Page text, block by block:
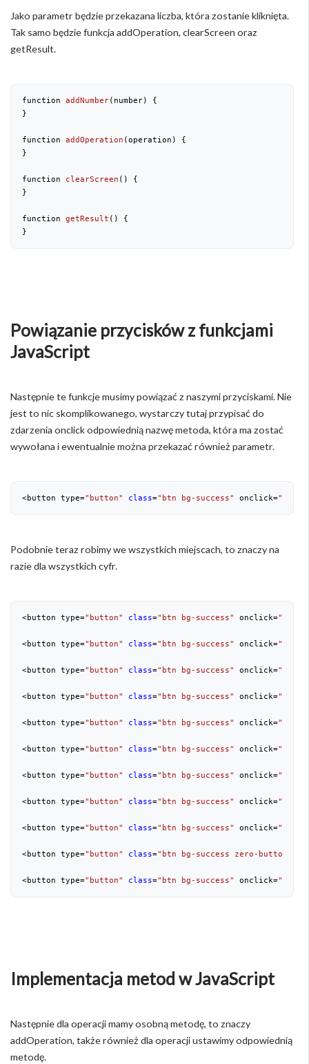
Jako parametr będzie przekazana liczba, która zostanie kliknięta.
Tak samo będzie funkcja addOperation, clearScreen oraz
getResult.
function addNumber( number) {
}
function addOperation (operation ) {
}
function clearScreen ( ) {
}
function getResult ( ) {
}
Powiązanie przycisków z funkcjami
JavaScript
Następnie te funkcje musimy powiązać z naszymi przyciskami. Nie
jest to nic skomplikowanego, wystarczy tutaj przypisać do
zdarzenia onclick odpowiednią nazwę metoda, która ma zostać
wywołana i ewentualnie można przekazać również parametr.
<button type="button" class="btn bg-success" onclick=
Podobnie teraz robimy we wszystkich miejscach, to znaczy na
razie dla wszystkich cyfr.
<button type="button" class="btn bg-success" onclick=
<button type="button" class="btn bg-success" onclick=
<button type="button" class="btn bg-success" onclick=
<button type="button" class="btn bg-success" onclick=
<button type="button" class="btn bg-success" onclick=
<button type="button" class="btn bg-success" onclick=
<button type="button" class="btn bg-success" onclick=
<button type="button" class="btn bg-success" onclick=
<button type="button" class="btn bg-success" onclick=
<button type="button" class="btn bg-success zero-button"
<button type="button" class="btn bg-success" onclick=
Implementacja metod w JavaScript
Następnie dla operacji mamy osobną metodę, to znaczy
addOperation, także również dla operacji ustawimy odpowiednią
metodę.